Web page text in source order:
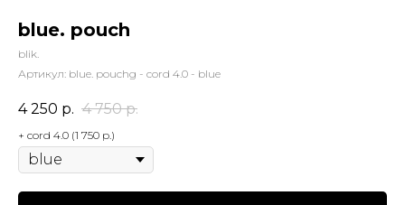
blue. pouch
blik.
Артикул: blue. pouchg - cord 4.0 - blue
4 250 р. 4 750 р.
+ cord 4.0 (1 750 р.)